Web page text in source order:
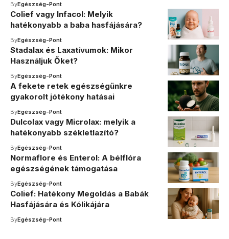
ByEgészség-Pont
Colief vagy Infacol: Melyik
hatékonyabb a baba hasfájására?
ByEgészség-Pont
Stadalax és Laxatívumok: Mikor
Használjuk Őket?
ByEgészség-Pont
A fekete retek egészségünkre
gyakorolt jótékony hatásai
ByEgészség-Pont
Dulcolax vagy Microlax: melyik a
hatékonyabb székletlazító?
ByEgészség-Pont
Normaflore és Enterol: A bélflóra
egészségének támogatása
ByEgészség-Pont
Colief: Hatékony Megoldás a Babák
Hasfájására és Kólikájára
ByEgészség-Pont